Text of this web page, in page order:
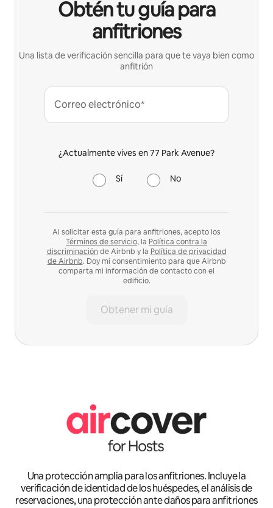
Obtén tu guía para
anfitriones
Una lista de verificación sencilla para que te vaya bien como
anfitrión
Correo electrónico*
¿Actualmente vives en 77 Park Avenue?
Sí No
Al solicitar esta guía para anfitriones, acepto los
Términos de servicio, la Política contra la
discriminación de Airbnb y la Política de privacidad
de Airbnb. Doy mi consentimiento para que Airbnb
comparta mi información de contacto con el
edificio.
Obtener mi guía
Una protección amplia para los anfitriones. Incluye la
verificación de identidad de los huéspedes, el análisis de
reservaciones, una protección ante daños para anfitriones